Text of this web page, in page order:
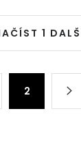
1
2